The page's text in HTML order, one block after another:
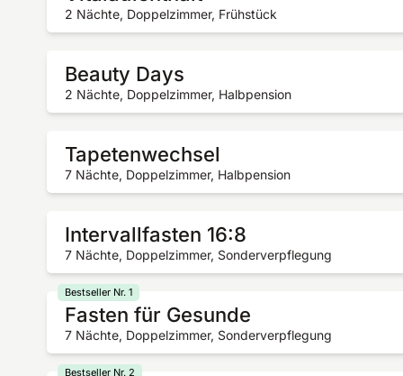
2 Nächte, Doppelzimmer, Frühstück
Beauty Days
2 Nächte, Doppelzimmer, Halbpension
Tapetenwechsel
7 Nächte, Doppelzimmer, Halbpension
Intervallfasten 16:8
7 Nächte, Doppelzimmer, Sonderverpflegung
Fasten für Gesunde
7 Nächte, Doppelzimmer, Sonderverpflegung
Bestseller Nr. 1
Bestseller Nr. 2